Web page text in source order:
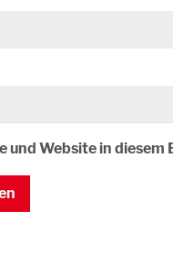
und Website in